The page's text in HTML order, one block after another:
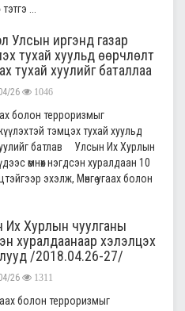
...
Улсын иргэнд газар
тухай хуульд өөрчлөлт
тухай хуулийг баталлаа
26 1046
болон терроризмыг
тэмцэх тухай хуульд
хуулийг батлав Улсын Их Хурлын
өмнөх нэгдсэн хуралдаан 10
эхэлж, Мөнгө угаах болон
Их Хурлын чуулганы
хуралдаанаар хэлэлцэх
/2018.04.26-27/
26 1311
болон терроризмыг